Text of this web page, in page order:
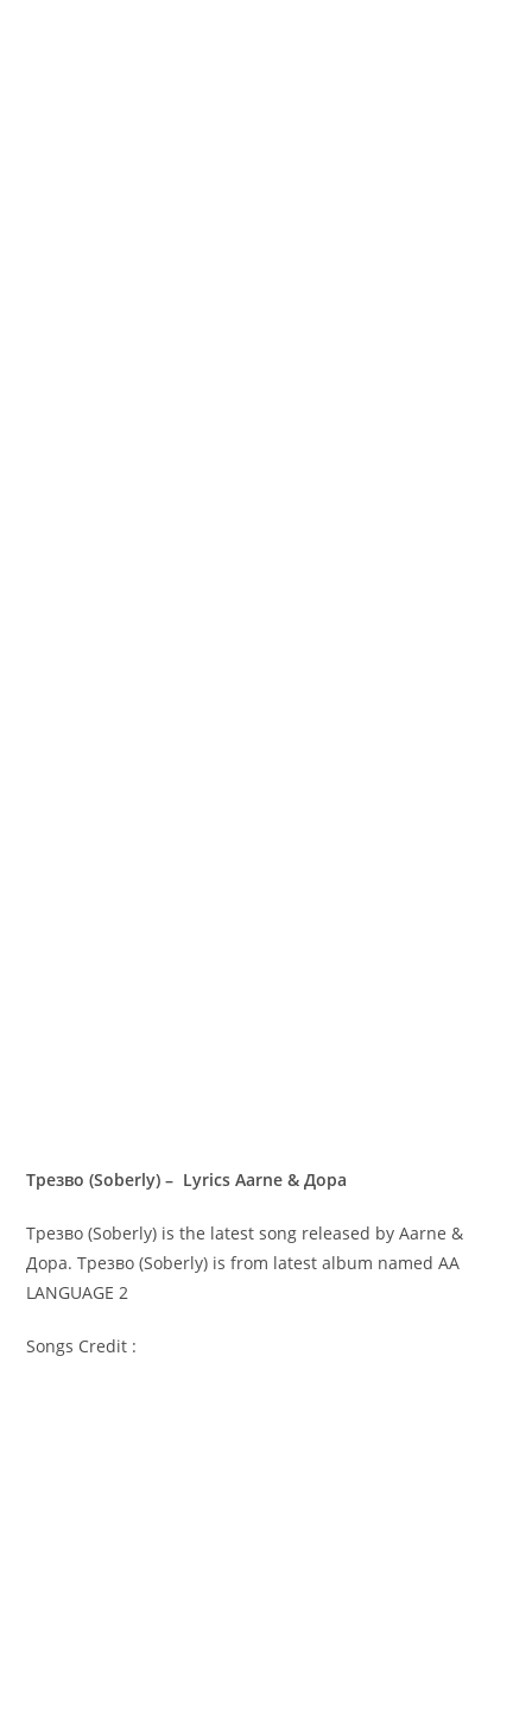
Трезво (Soberly) – Lyrics Aarne & Дора
Трезво (Soberly) is the latest song released by Aarne &
Дора. Трезво (Soberly) is from latest album named AA
LANGUAGE 2
Songs Credit :